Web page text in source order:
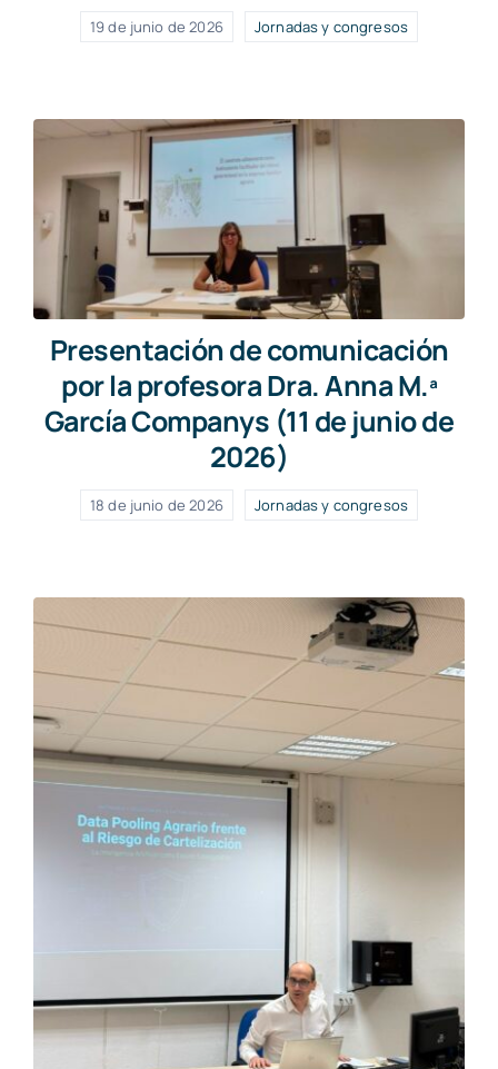
19 de junio de 2026 Jornadas y congresos
Presentación de comunicación
por la profesora Dra. Anna M.ª
García Companys (11 de junio de
2026)
18 de junio de 2026 Jornadas y congresos